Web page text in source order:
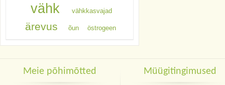
vähk vähkkasvajad
ärevus õun östrogeen
Meie põhimõtted Müügitingimused